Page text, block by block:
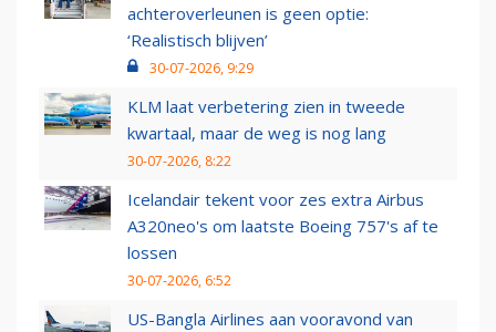
achteroverleunen is geen optie:
‘Realistisch blijven’
30-07-2026, 9:29
KLM laat verbetering zien in tweede
kwartaal, maar de weg is nog lang
30-07-2026, 8:22
Icelandair tekent voor zes extra Airbus
A320neo's om laatste Boeing 757's af te
lossen
30-07-2026, 6:52
US-Bangla Airlines aan vooravond van